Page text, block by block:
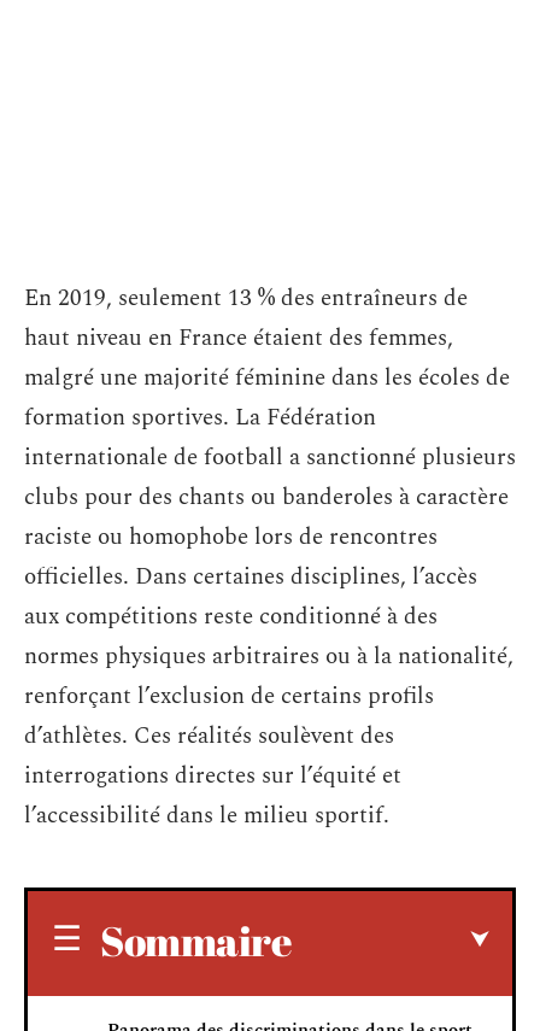
En 2019, seulement 13 % des entraîneurs de
haut niveau en France étaient des femmes,
malgré une majorité féminine dans les écoles de
formation sportives. La Fédération
internationale de football a sanctionné plusieurs
clubs pour des chants ou banderoles à caractère
raciste ou homophobe lors de rencontres
officielles. Dans certaines disciplines, l’accès
aux compétitions reste conditionné à des
normes physiques arbitraires ou à la nationalité,
renforçant l’exclusion de certains profils
d’athlètes. Ces réalités soulèvent des
interrogations directes sur l’équité et
l’accessibilité dans le milieu sportif.
Sommaire